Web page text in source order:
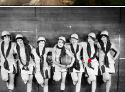
Nude Art
Granger Collection